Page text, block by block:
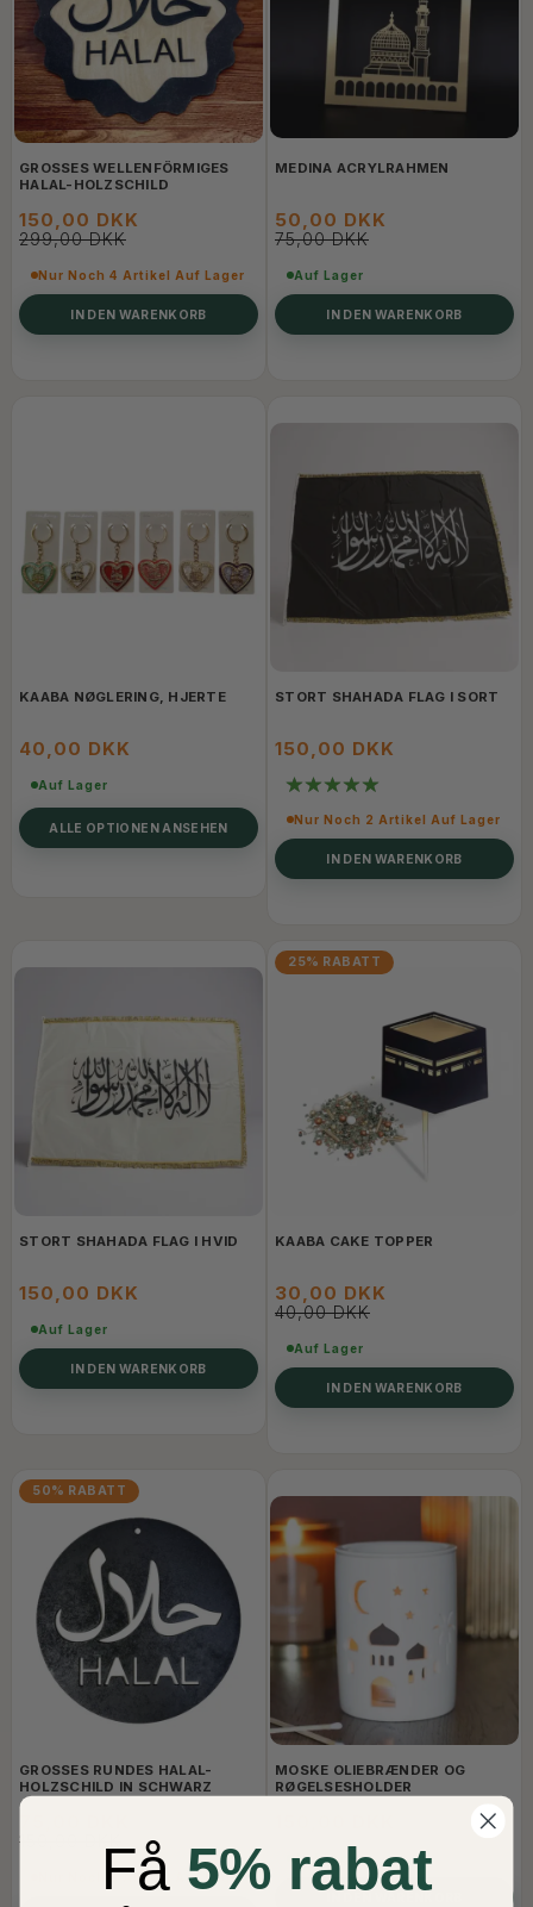
GROSSES WELLENFÖRMIGES H
ALAL-HOLZSCHILD
150,00 DKK
299,00 DKK
Nur Noch 4 Artikel Auf Lager
IN DEN WARENKORB
MEDINA ACRYLRAHMEN
50,00 DKK
75,00 DKK
Auf Lager
IN DEN WARENKORB
KAABA NØGLERING, HJERTE
40,00 DKK
Auf Lager
ALLE OPTIONEN ANSEHEN
STORT SHAHADA FLAG I SORT
150,00 DKK
Nur Noch 2 Artikel Auf Lager
IN DEN WARENKORB
STORT SHAHADA FLAG I HVID
150,00 DKK
Auf Lager
IN DEN WARENKORB
25% RABATT
KAABA CAKE TOPPER
30,00 DKK
40,00 DKK
Auf Lager
IN DEN WARENKORB
50% RABATT
GROSSES RUNDES HALAL-H
OLZSCHILD IN SCHWARZ
150,00 DKK
Nur Noch 5 Artikel Auf Lager
MOSKE OLIEBRÆNDER OG
RØGELSESHOLDER
Auf Lager
Få 5% rabat